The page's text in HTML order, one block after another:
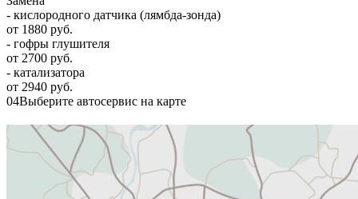
- кислородного датчика (лямбда-зонда)
от 1880 руб.
- гофры глушителя
от 2700 руб.
- катализатора
от 2940 руб.
04Выберите автосервис на карте